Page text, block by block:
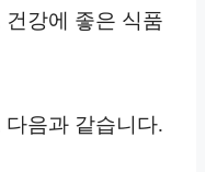
강에 좋은 식품
음과 같습니다.